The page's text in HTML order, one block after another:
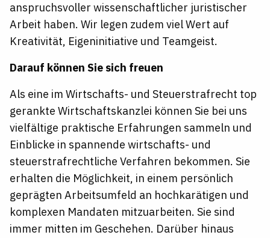
anspruchsvoller wissenschaftlicher juristischer
Arbeit haben. Wir legen zudem viel Wert auf
Kreativität, Eigeninitiative und Teamgeist.
Darauf können Sie sich freuen
Als eine im Wirtschafts- und Steuerstrafrecht top
gerankte Wirtschaftskanzlei können Sie bei uns
vielfältige praktische Erfahrungen sammeln und
Einblicke in spannende wirtschafts- und
steuerstrafrechtliche Verfahren bekommen. Sie
erhalten die Möglichkeit, in einem persönlich
geprägten Arbeitsumfeld an hochkarätigen und
komplexen Mandaten mitzuarbeiten. Sie sind
immer mitten im Geschehen. Darüber hinaus